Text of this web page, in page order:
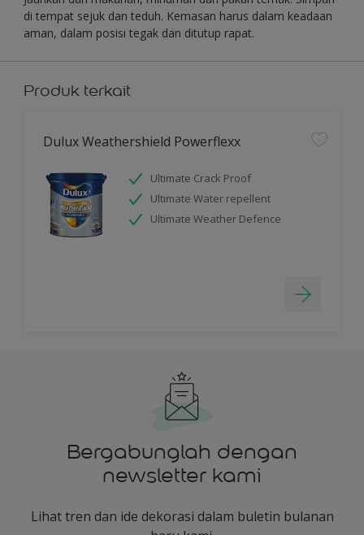
di tempat sejuk dan teduh. Kemasan harus dalam keadaan
aman, dalam posisi tegak dan ditutup rapat.
Produk terkait
Dulux Weathershield Powerflexx
Ultimate Crack Proof
Ultimate Water repellent
Ultimate Weather Defence
Bergabunglah dengan
newsletter kami
Lihat tren dan ide dekorasi dalam buletin bulanan